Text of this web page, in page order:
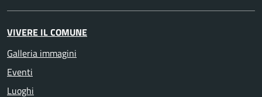
VIVERE IL COMUNE
Galleria immagini
Eventi
Luoghi